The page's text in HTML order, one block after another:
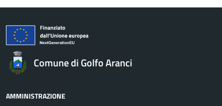
Comune di Golfo Aranci
AMMINISTRAZIONE